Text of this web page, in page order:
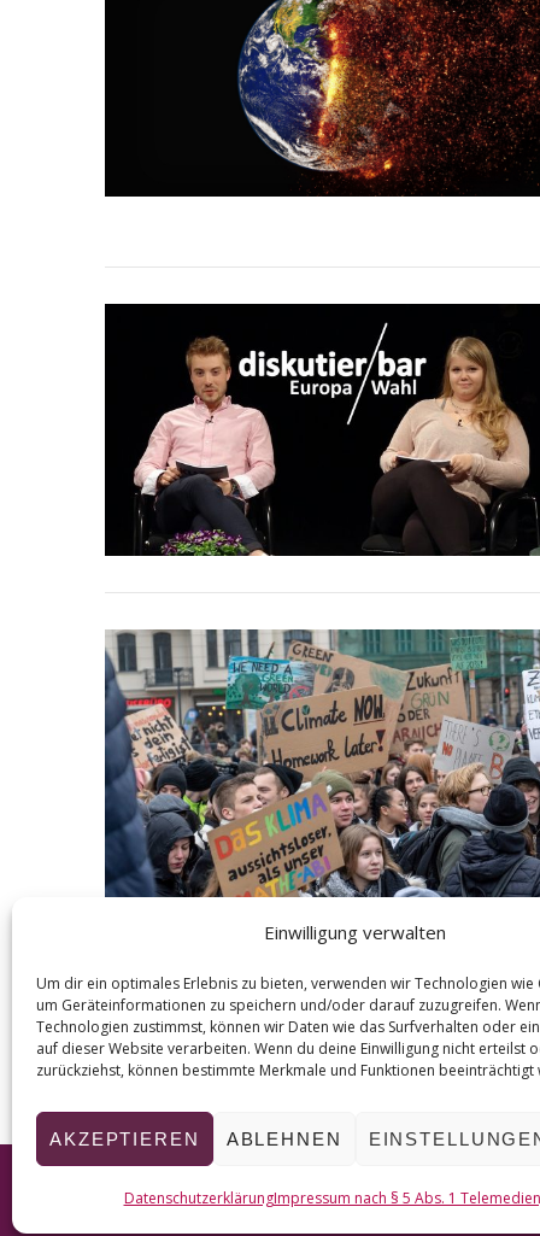
Einwilligung verwalten
Um dir ein optimales Erlebnis zu bieten, verwenden wir Technologien wie
um Geräteinformationen zu speichern und/oder darauf zuzugreifen.
Technologien zustimmst, können wir Daten wie das Surfverhalten oder
auf dieser Website verarbeiten. Wenn du deine Einwilligung nicht erteilst
zurückziehst, können bestimmte Merkmale und Funktionen beeinträchtigt
AKZEPTIEREN ABLEHNEN
DatenschutzerklärungImpressum nach § 5 Abs. 1
S
e
i
t
© 2026 KURT